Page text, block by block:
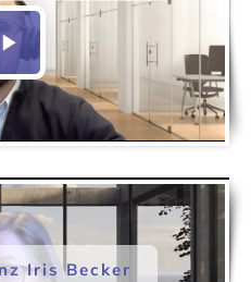
Iris Becker